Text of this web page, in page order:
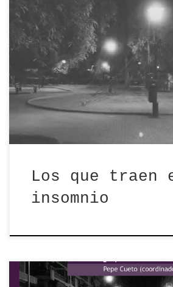
«A veces en la noche yo me
Hijos de la ira. «Insomnio».
Alonso. […]
Los que traen
insomnio